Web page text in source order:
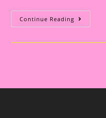
Continue Reading Atividade
Com
Tema
No